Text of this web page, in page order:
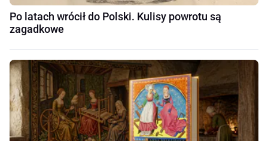
Po latach wrócił do Polski. Kulisy powrotu są
zagadkowe